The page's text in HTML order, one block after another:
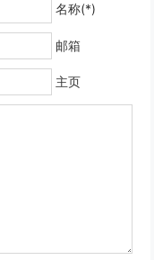
名称(*)
邮箱
主页